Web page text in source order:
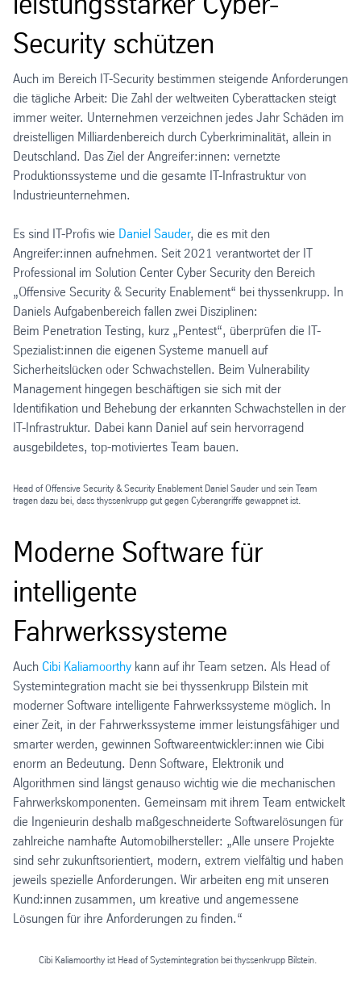
Security schützen
Auch im Bereich IT-Security bestimmen steigende Anforderungen
die tägliche Arbeit: Die Zahl der weltweiten Cyberattacken steigt
immer weiter. Unternehmen verzeichnen jedes Jahr Schäden im
dreistelligen Milliardenbereich durch Cyberkriminalität, allein in
Deutschland. Das Ziel der Angreifer:innen: vernetzte
Produktionssysteme und die gesamte IT-Infrastruktur von
Industrieunternehmen.
Es sind IT-Profis wie Daniel Sauder, die es mit den
Angreifer:innen aufnehmen. Seit 2021 verantwortet der IT
Professional im Solution Center Cyber Security den Bereich
„Offensive Security & Security Enablement“ bei thyssenkrupp. In
Daniels Aufgabenbereich fallen zwei Disziplinen:
Beim Penetration Testing, kurz „Pentest“, überprüfen die IT-
Spezialist:innen die eigenen Systeme manuell auf
Sicherheitslücken oder Schwachstellen. Beim Vulnerability
Management hingegen beschäftigen sie sich mit der
Identifikation und Behebung der erkannten Schwachstellen in der
IT-Infrastruktur. Dabei kann Daniel auf sein hervorragend
ausgebildetes, top-motiviertes Team bauen.
Head of Offensive Security & Security Enablement Daniel Sauder und sein Team
tragen dazu bei, dass thyssenkrupp gut gegen Cyberangriffe gewappnet ist.
Moderne Software für
intelligente
Fahrwerkssysteme
Auch Cibi Kaliamoorthy kann auf ihr Team setzen. Als Head of
Systemintegration macht sie bei thyssenkrupp Bilstein mit
moderner Software intelligente Fahrwerkssysteme möglich. In
einer Zeit, in der Fahrwerkssysteme immer leistungsfähiger und
smarter werden, gewinnen Softwareentwickler:innen wie Cibi
enorm an Bedeutung. Denn Software, Elektronik und
Algorithmen sind längst genauso wichtig wie die mechanischen
Fahrwerkskomponenten. Gemeinsam mit ihrem Team entwickelt
die Ingenieurin deshalb maßgeschneiderte Softwarelösungen für
zahlreiche namhafte Automobilhersteller: „Alle unsere Projekte
sind sehr zukunftsorientiert, modern, extrem vielfältig und haben
jeweils spezielle Anforderungen. Wir arbeiten eng mit unseren
Kund:innen zusammen, um kreative und angemessene
Lösungen für ihre Anforderungen zu finden.“
Cibi Kaliamoorthy ist Head of Systemintegration bei thyssenkrupp Bilstein.